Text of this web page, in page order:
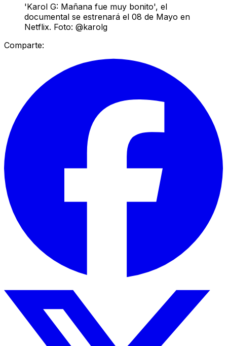
'Karol G: Mañana fue muy bonito', el
documental se estrenará el 08 de Mayo en
Netflix. Foto: @karolg
Comparte: